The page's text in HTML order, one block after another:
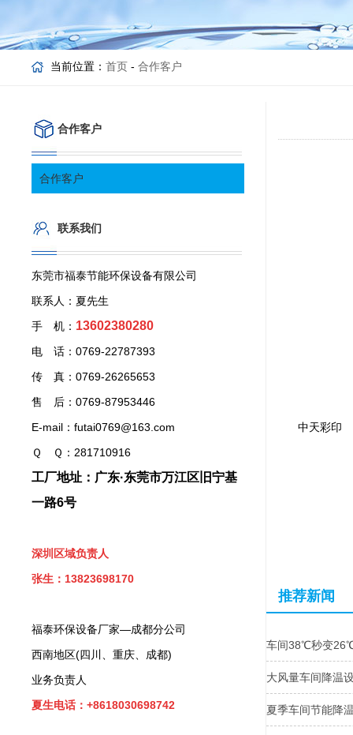
当前位置： 首页 - 合作客户
中天彩印
推荐新闻
车间38℃秒变
大风量车间降温
夏季车间节能降
合作客户
合作客户
联系我们
东莞市福泰节能环保设备有限公司
联系人：夏先生
手 机： 13602380280
电 话：0769-22787393
传 真：0769-26265653
售 后：0769-87953446
E-mail：futai0769@163.com
Ｑ Ｑ：281710916
工厂地址：广东·东莞市万江区旧宁基
一路6号
深圳区域负责人
张生：13823698170
福泰环保设备厂家—成都分公司
西南地区(四川、重庆、成都)
业务负责人
夏生电话：+8618030698742